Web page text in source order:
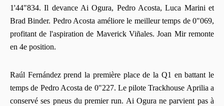
1'44"834. Il devance Ai Ogura, Pedro Acosta, Luca Marini et
Brad Binder. Pedro Acosta améliore le meilleur temps de 0"069,
profitant de l'aspiration de Maverick Viñales. Joan Mir remonte
en 4e position.
Raúl Fernández prend la première place de la Q1 en battant le
temps de Pedro Acosta de 0"227. Le pilote Trackhouse Aprilia a
conservé ses pneus du premier run. Ai Ogura ne parvient pas à